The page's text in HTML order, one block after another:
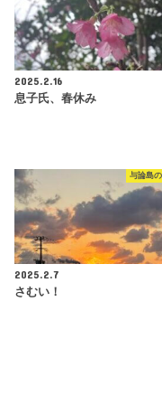
2025.2.16
息子氏、春休み
与論島
2025.2.7
さむい！